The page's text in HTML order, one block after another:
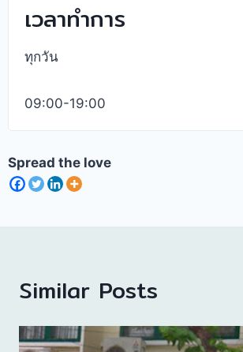
เวลาทำการ
ทุกวัน
09:00-19:00
Spread the love
Similar Posts